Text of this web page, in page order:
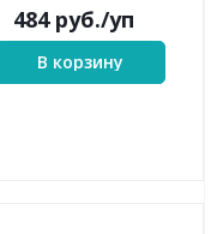
484руб./уп
В корзину